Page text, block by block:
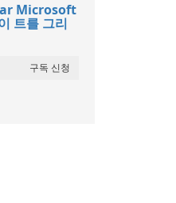
Microsoft
트를 그리